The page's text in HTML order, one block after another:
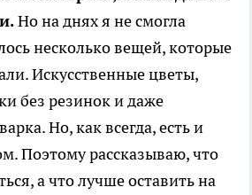
Но на днях я не смогла
несколько вещей, которые
Искусственные цветы,
без резинок и даже
Но, как всегда, есть и
Поэтому рассказываю, что
а что лучше оставить на